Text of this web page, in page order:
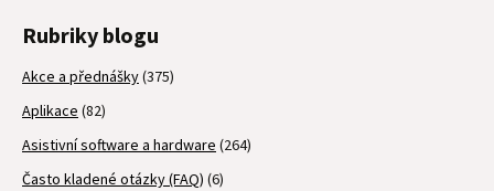
Rubriky blogu
Akce a přednášky(375)
Aplikace (82)
Asistivní software a hardware (264)
Často kladené otázky (FAQ) (6)